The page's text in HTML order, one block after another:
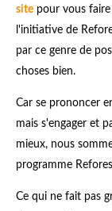
site pour vous
l'initiative de
par ce genre de
choses bien.
Car se prononcer
mais s'engager et
mieux, nous
programme
Ce qui ne fait pas